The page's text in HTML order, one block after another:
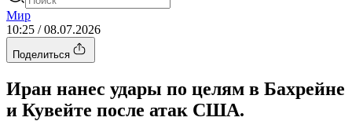
Мир
10:25 / 08.07.2026
Поделиться
Иран нанес удары по целям в Бахрейне
и Кувейте после атак США.